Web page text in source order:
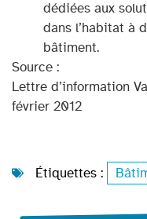
dédiées aux
dans l’habitat à
bâtiment.
Source :
Lettre d’information
février 2012
Étiquettes :